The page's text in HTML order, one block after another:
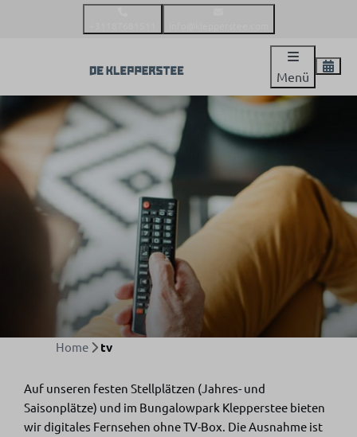
Menü
Home tv
Auf unseren festen Stellplätzen (Jahres- und
Saisonplätze) und im Bungalowpark Klepperstee bieten
wir digitales Fernsehen ohne TV-Box. Die Ausnahme ist